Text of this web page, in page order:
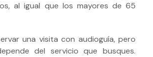
al igual que los mayores de 65
una visita con audioguía, pero
del servicio que busques.